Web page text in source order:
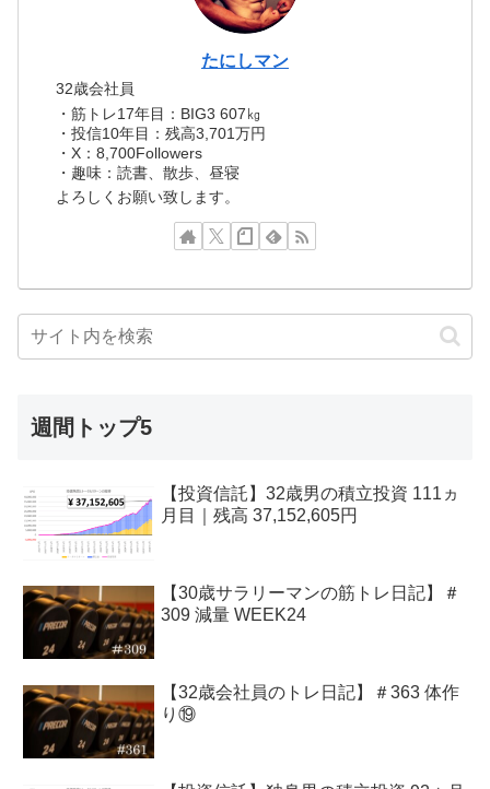
たにしマン
32歳会社員
・筋トレ17年目：BIG3 607㎏
・投信10年目：残高3,701万円
・X：8,700Followers
・趣味：読書、散歩、昼寝
よろしくお願い致します。
週間トップ5
【投資信託】32歳男の積立投資 111ヵ
月目｜残高 37,152,605円
【30歳サラリーマンの筋トレ日記】＃
309 減量 WEEK24
【32歳会社員のトレ日記】＃363 体作
り⑲